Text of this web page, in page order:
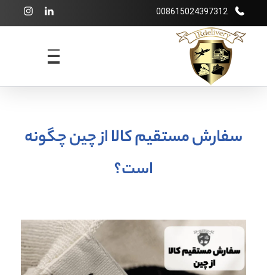
008615024397312
سفارش مستقیم کالا از چین چگونه
است؟